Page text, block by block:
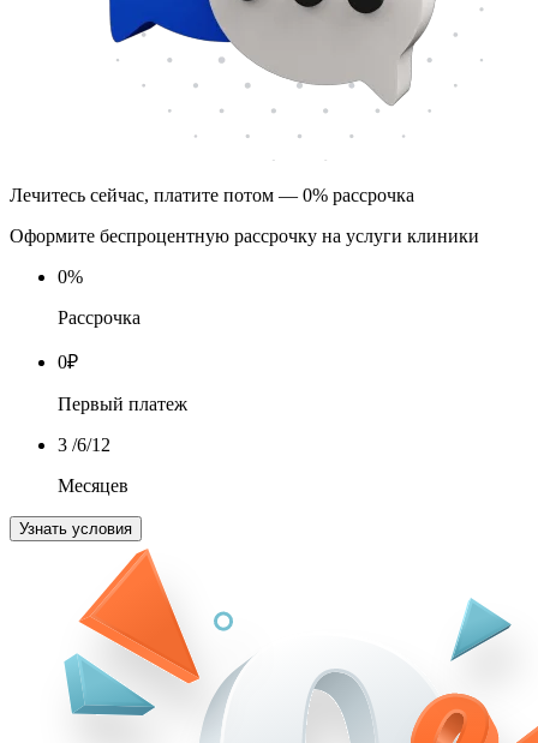
Лечитесь сейчас, платите потом — 0% рассрочка
Оформите беспроцентную рассрочку на услуги клиники
0%
Рассрочка
0₽
Первый платеж
3 /6/12
Месяцев
Узнать условия